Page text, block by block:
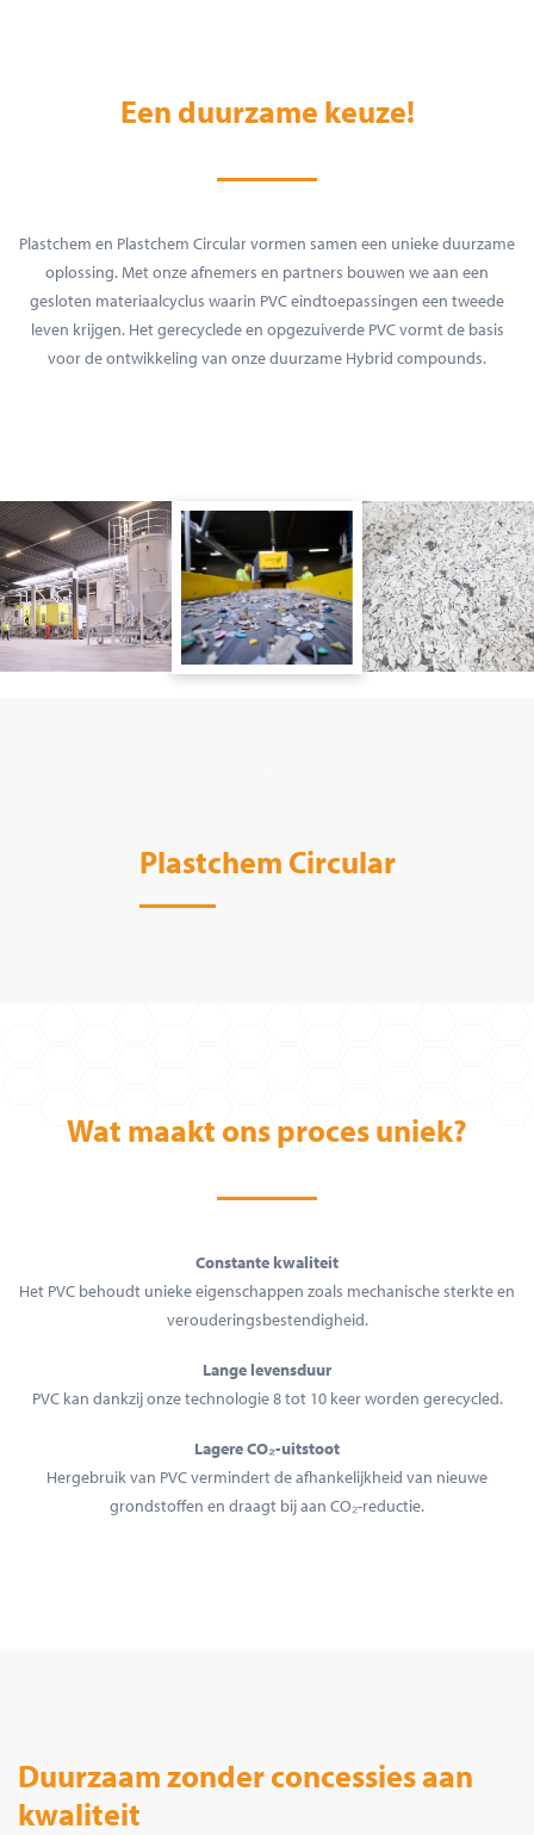
Een duurzame keuze!
Plastchem en Plastchem Circular vormen samen een unieke duurzame
oplossing. Met onze afnemers en partners bouwen we aan een
gesloten materiaalcyclus waarin PVC eindtoepassingen een tweede
leven krijgen. Het gerecyclede en opgezuiverde PVC vormt de basis
voor de ontwikkeling van onze duurzame Hybrid compounds.
Plastchem Circular
Wat maakt ons proces uniek?
Constante kwaliteit
Het PVC behoudt unieke eigenschappen zoals mechanische sterkte en
verouderingsbestendigheid.
Lange levensduur
PVC kan dankzij onze technologie 8 tot 10 keer worden gerecycled.
Lagere CO₂-uitstoot
Hergebruik van PVC vermindert de afhankelijkheid van nieuwe
grondstoffen en draagt bij aan CO₂-reductie.
Duurzaam zonder concessies aan
kwaliteit